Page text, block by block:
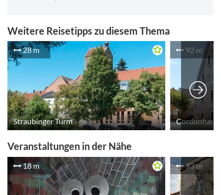
Weitere Reisetipps zu diesem Thema
28 m
Straubinger Turm
92 m
Cordonhaus
Veranstaltungen in der Nähe
18 m 93 m